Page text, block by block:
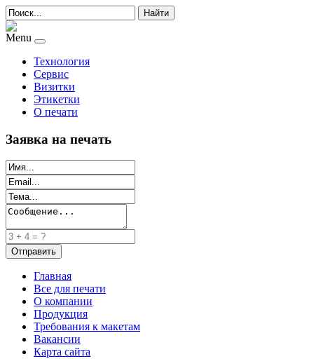
Найти
Menu
Технология
Сервис
Визитки
Этикетки
О печати
Заявка на печать
Главная
Все для печати
О компании
Продукция
Требования к макетам
Вакансии
Карта сайта